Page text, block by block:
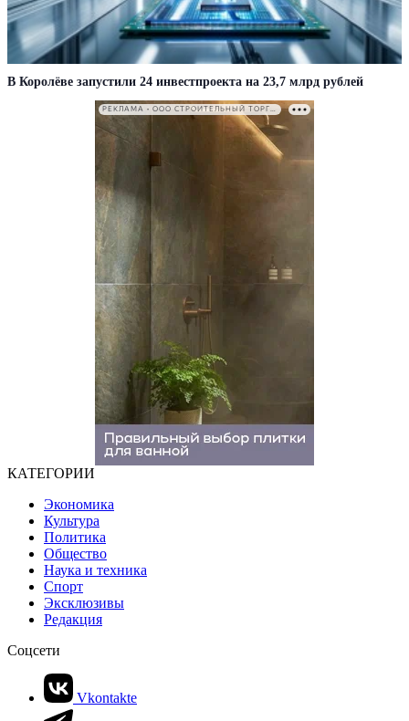
В Королёве запустили 24 инвестпроекта на 23,7 млрд рублей
РЕКЛАМА • ООО СТРОИТЕЛЬНЫЙ ТОРГОВЫЙ ДОМ «ПЕТРОВИЧ». ИНН: 7802348846
КАТЕГОРИИ
Экономика
Культура
Политика
Общество
Наука и техника
Спорт
Эксклюзивы
Редакция
Соцсети
Vkontakte